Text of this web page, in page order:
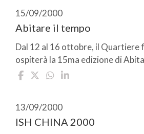
15/09/2000
Abitare il tempo
Dal 12 al 16 ottobre, il Quartiere
ospiterà la 15ma edizione di
13/09/2000
ISH CHINA 2000